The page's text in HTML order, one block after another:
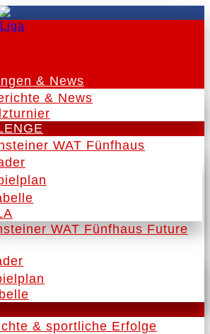
& News
& News
WAT Fünfhaus
WAT Fünfhaus Future
& sportliche Erfolge